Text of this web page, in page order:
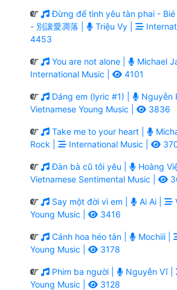
Đừng để tình yêu tàn phai - Bié
- 別讓愛凋落 |
Triệu Vy |
4453
You are not alone |
Michael
International Music |
4101
Dáng em (lyric #1) |
Nguyễn
Vietnamese Young Music |
3836
Take me to your heart |
Rock |
International Music |
Đàn bà cũ tôi yêu |
Hoàng
Vietnamese Sentimental Music |
Say một đời vì em | Ai Ai |
Young Music |
3416
Cánh hoa héo tàn | Mochiii |
Young Music |
3178
Phim ba người | Nguyễn Vĩ |
Young Music |
3128